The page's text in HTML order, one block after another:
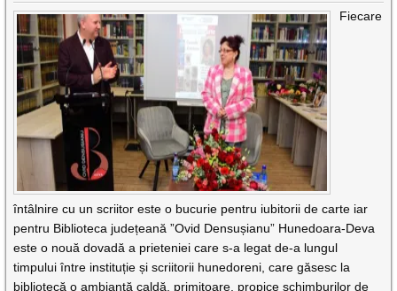
Fiecare
întâlnire cu un scriitor este o bucurie pentru iubitorii de carte iar
pentru Biblioteca județeană ”Ovid Densușianu” Hunedoara-Deva
este o nouă dovadă a prieteniei care s-a legat de-a lungul
timpului între instituție și scriitorii hunedoreni, care găsesc la
bibliotecă o ambianță caldă, primitoare, propice schimburilor de